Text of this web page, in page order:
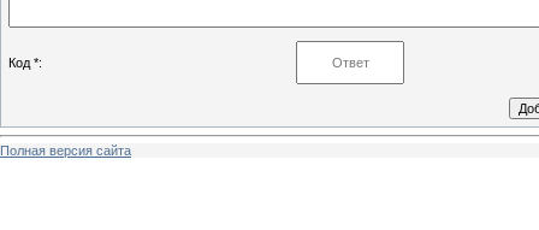
Код *:
Полная версия сайта